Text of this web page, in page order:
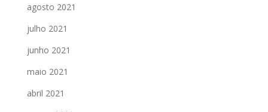
agosto 2021
julho 2021
junho 2021
maio 2021
abril 2021